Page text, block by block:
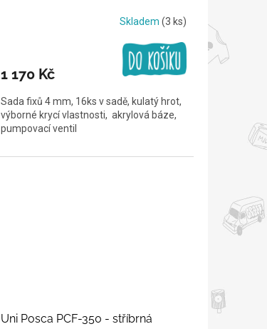
Skladem (3 ks)
1 170 Kč
Sada fixů 4 mm, 16ks v sadě, kulatý hrot,
výborné krycí vlastnosti, akrylová báze,
pumpovací ventil
Uni Posca PCF-350 - stříbrná